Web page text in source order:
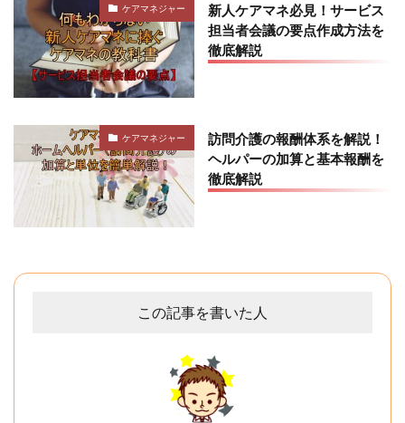
ケアマネジャー
新人ケアマネ必見！サービス
担当者会議の要点作成方法を
徹底解説
ケアマネジャー
訪問介護の報酬体系を解説！
ヘルパーの加算と基本報酬を
徹底解説
この記事を書いた人